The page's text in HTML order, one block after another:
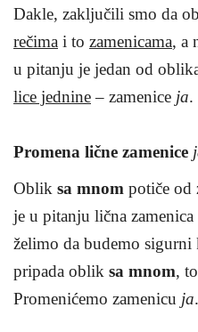
Dakle, zaključili smo da
rečima i to zamenicama, a
u pitanju je jedan od
lice jednine– zamenice ja.
Promena lične zamenice
Oblik sa mnom potiče od
je u pitanju lična
želimo da budemo
pripada oblik sa mnom,
Promenićemo zamenicu ja.